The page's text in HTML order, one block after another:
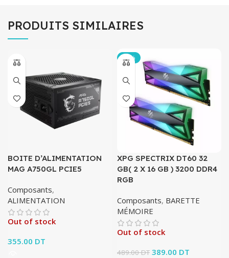
PRODUITS SIMILAIRES
BOITE D’ALIMENTATION
MAG A750GL PCIE5
Composants,
ALIMENTATION
Out of stock
355.00 DT
-20%
XPG SPECTRIX DT60 32
GB( 2 X 16 GB ) 3200 DDR4
RGB
Composants, BARETTE
MÉMOIRE
Out of stock
489.00DT Le prix initial était :
389.00 DT